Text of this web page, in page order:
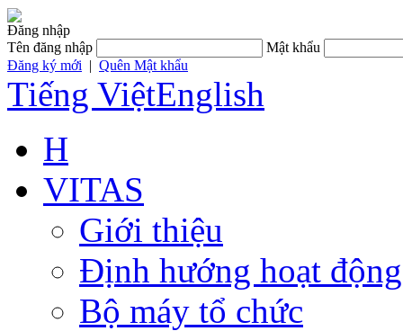
Đăng nhập
Tên đăng nhập
Mật khẩu
Đăng ký mới | Quên Mật khẩu
Tiếng ViệtEnglish
H
VITAS
Giới thiệu
Định hướng hoạt động
Bộ máy tổ chức